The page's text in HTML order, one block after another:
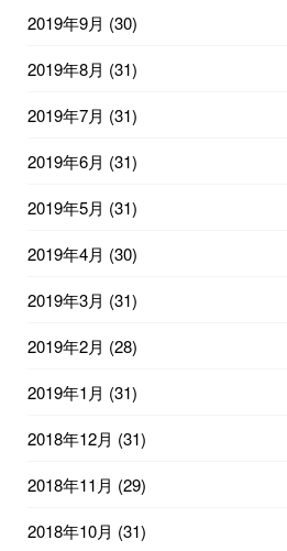
2019年9月 (30)
2019年8月 (31)
2019年7月 (31)
2019年6月 (31)
2019年5月 (31)
2019年4月 (30)
2019年3月 (31)
2019年2月 (28)
2019年1月 (31)
2018年12月 (31)
2018年11月 (29)
2018年10月 (31)